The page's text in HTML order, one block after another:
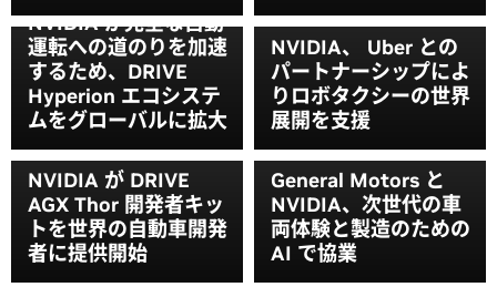
NVIDIA が完全な自動
運転への道のりを加速
するため、DRIVE
Hyperion エコシステ
ムをグローバルに拡大
NVIDIA、 Uber との
パートナーシップによ
りロボタクシーの世界
展開を支援
NVIDIA が DRIVE
AGX Thor 開発者キッ
トを世界の自動車開発
者に提供開始
General Motors と
NVIDIA、次世代の車
両体験と製造のための
AI で協業